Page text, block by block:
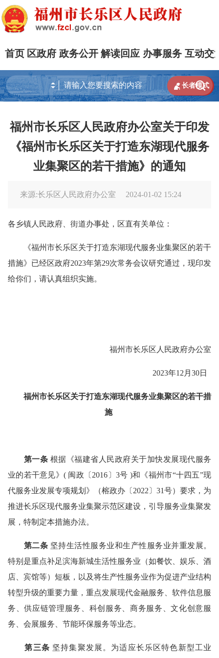
首页 区政府 政务公开 解读回应 办事服务 互动交

 长者模式
福州市长乐区人民政府办公室关于印发
《福州市长乐区关于打造东湖现代服务
业集聚区的若干措施》的通知
来源:长乐区人民政府办公室 2024-01-02 15:24
各乡镇人民政府、街道办事处，区直有关单位：
《福州市长乐区关于打造东湖现代服务业集聚区的若干
措施》已经区政府2023年第29次常务会议研究通过，现印发
给你们，请认真组织实施。
福州市长乐区人民政府办公室
2023年12月30日
福州市长乐区关于打造东湖现代服务业集聚区的若干措
施
第一条 根据《福建省人民政府关于加快发展现代服务
业的若干意见》( 闽政〔2016〕3号 )和《福州市“十四五”现
代服务业发展专项规划》（榕政办〔2022〕31号）要求，为
推进长乐区现代服务业集聚示范区建设，引导服务业集聚发
展，特制定本措施办法。
第二条 坚持生活性服务业和生产性服务业并重发展。
特别是重点补足滨海新城生活性服务业（如餐饮、娱乐、酒
店、宾馆等）短板，以及将生产性服务业作为促进产业结构
转型升级的重要力量，重点发展现代金融服务、软件信息服
务、供应链管理服务、科创服务、商务服务、文化创意服
务、会展服务、节能环保服务等业态。
第三条 坚持集聚发展。为适应长乐区特色新型工业